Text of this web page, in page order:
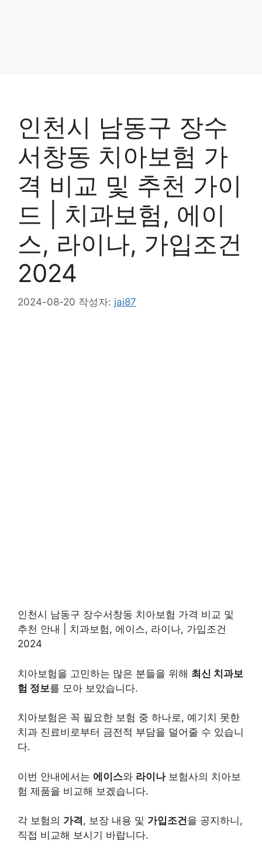
인천시 남동구 장수
서창동 치아보험 가
격 비교 및 추천 가이
드 | 치과보험, 에이
스, 라이나, 가입조건
2024
2024-08-20 작성자: jai87
인천시 남동구 장수서창동 치아보험 가격 비교 및
추천 안내 | 치과보험, 에이스, 라이나, 가입조건
2024
치아보험을 고민하는 많은 분들을 위해 최신 치과보
험 정보를 모아 보았습니다.
치아보험은 꼭 필요한 보험 중 하나로, 예기치 못한
치과 진료비로부터 금전적 부담을 덜어줄 수 있습니
다.
이번 안내에서는 에이스와 라이나보험사의 치아보
험 제품을 비교해 보겠습니다.
각 보험의 가격, 보장 내용 및 가입조건을 공지하니,
직접 비교해 보시기 바랍니다.